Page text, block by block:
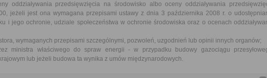
oddziaływania przedsięwzięcia na środowisko albo oceny oddziaływania
jeżeli jest ona wymagana przepisami ustawy z dnia 3 października 2008 r. o
i jego ochronie, udziale społeczeństwa w ochronie środowiska oraz o ocenach
wymaganych przepisami szczególnymi, pozwoleń, uzgodnień lub opinii innych organów;
ministra właściwego do spraw energii - w przypadku budowy gazociągu
lub jeżeli budowa ta wynika z umów międzynarodowych.